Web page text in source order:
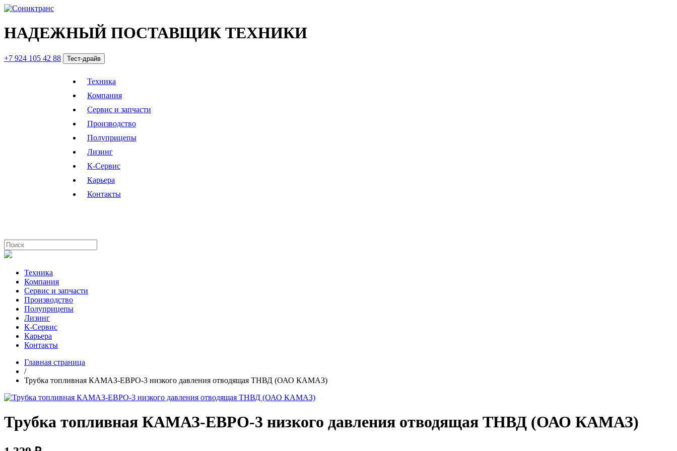
НАДЕЖНЫЙ ПОСТАВЩИК ТЕХНИКИ
+7 924 105 42 88 Тест-драйв
Техника
Компания
Сервис и запчасти
Производство
Полуприцепы
Лизинг
К-Сервис
Карьера
Контакты
Техника
Компания
Сервис и запчасти
Производство
Полуприцепы
Лизинг
К-Сервис
Карьера
Контакты
Главная страница
/
Трубка топливная КАМАЗ-ЕВРО-3 низкого давления отводящая ТНВД (ОАО КАМАЗ)
Трубка топливная КАМАЗ-ЕВРО-3 низкого давления отводящая ТНВД (ОАО КАМАЗ)